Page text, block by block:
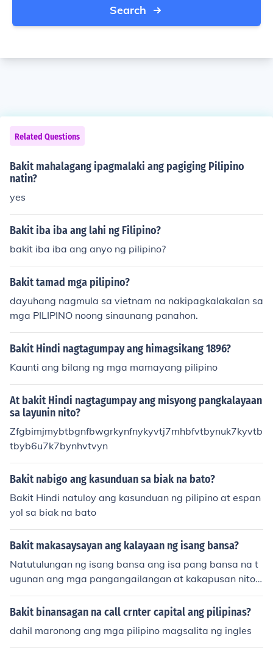
Search
Related Questions
Bakit mahalagang ipagmalaki ang pagiging Pilipino
natin?
yes
Bakit iba iba ang lahi ng Filipino?
bakit iba iba ang anyo ng pilipino?
Bakit tamad mga pilipino?
dayuhang nagmula sa vietnam na nakipagkalakalan sa
mga PILIPINO noong sinaunang panahon.
Bakit Hindi nagtagumpay ang himagsikang 1896?
Kaunti ang bilang ng mga mamayang pilipino
At bakit Hindi nagtagumpay ang misyong pangkalayaan
sa layunin nito?
Zfgbimjmybtbgnfbwgrkynfnykyvtj7mhbfvtbynuk7kyvtb
tbyb6u7k7bynhvtvyn
Bakit nabigo ang kasunduan sa biak na bato?
Bakit Hindi natuloy ang kasunduan ng pilipino at espan
yol sa biak na bato
Bakit makasaysayan ang kalayaan ng isang bansa?
Natutulungan ng isang bansa ang isa pang bansa na t
ugunan ang mga pangangailangan at kakapusan nito
partikular sa mga produktong hindi nito kayang likhain.
Bakit binansagan na call crnter capital ang pilipinas?
dahil maronong ang mga pilipino magsalita ng ingles